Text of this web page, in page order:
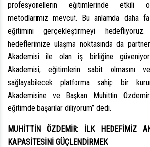
profesyonellerin eğitimlerinde etkili
metodlarımız mevcut. Bu anlamda daha
eğitimini gerçekleştirmeyi
hedeflerimize ulaşma noktasında da
Akademisi ile olan iş birliğine
Akademisi, eğitimlerin sabit olmasını ve
sağlayabilecek platforma sahip bir
Akademisine ve Başkan Muhittin
eğitimde başarılar diliyorum” dedi.
MUHİTTİN ÖZDEMİR: İLK HEDEFİMİZ
KAPASİTESİNİ GÜÇLENDİRMEK